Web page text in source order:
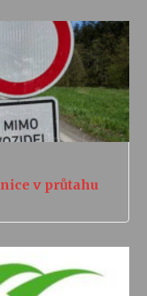
v průtahu